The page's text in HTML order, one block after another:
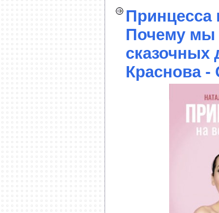
Принцесса
Почему мы
сказочных
Краснова -